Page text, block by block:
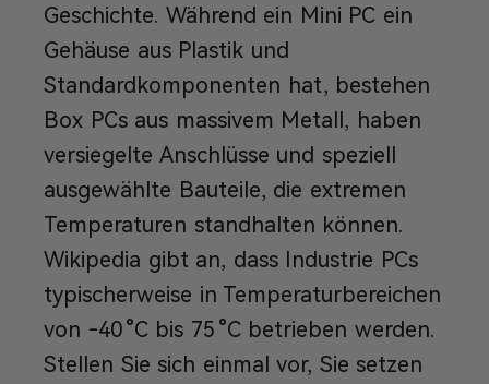
Geschichte. Während ein Mini PC ein
Gehäuse aus Plastik und
Standardkomponenten hat, bestehen
Box PCs aus massivem Metall, haben
versiegelte Anschlüsse und speziell
ausgewählte Bauteile, die extremen
Temperaturen standhalten können.
Wikipedia gibt an, dass Industrie PCs
typischerweise in Temperaturbereichen
von -40 °C bis 75 °C betrieben werden.
Stellen Sie sich einmal vor, Sie setzen